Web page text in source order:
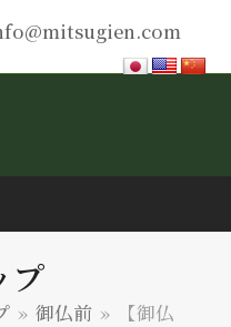
プ
» 御仏前 »
【御仏